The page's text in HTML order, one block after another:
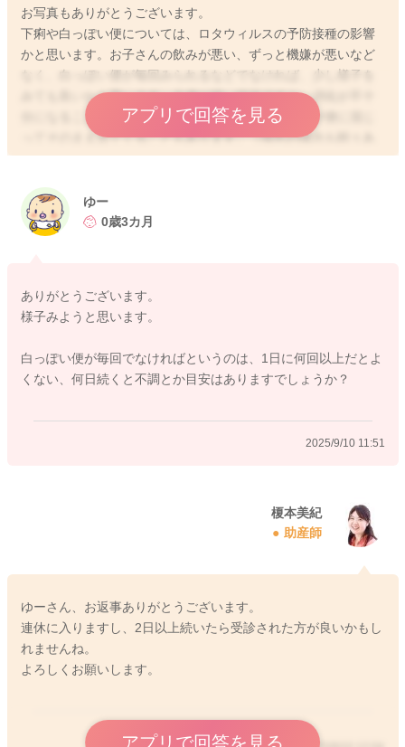
お写真もありがとうございます。
下痢や白っぽい便については、ロタウィルスの予防接種の影響
かと思います。お子さんの飲みが悪い、ずっと機嫌が悪いなど
なく、白っぽい便が毎回みられるなどでなければ、少し様子を
みても良いかと思います。今便が緩い状況ですと、消化が不十
分になることがあり、ミルクを飲んだ後は白い脂肪が便に混じ
ってそのまま出てくることもあります。（母乳の場合も時々あ
ります）
赤ちゃんの飲みが悪い、ずっと機嫌が悪いなどあるので、今の
状況ですと違うかなと思います。
アプリで回答を見る
2025/9/10 10:45
ゆー
0歳3カ月
ありがとうございます。
様子みようと思います。
白っぽい便が毎回でなければというのは、1日に何回以上だとよ
くない、何日続くと不調とか目安はありますでしょうか？
2025/9/10 11:51
榎本美紀
助産師
ゆーさん、お返事ありがとうございます。
連休に入りますし、2日以上続いたら受診された方が良いかもし
れませんね。
よろしくお願いします。
アプリで回答を見る